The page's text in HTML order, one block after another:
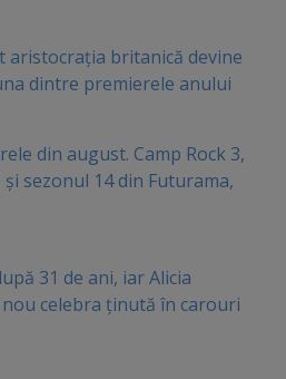
aristocrația britanică devine
dintre premierele anului
din august. Camp Rock 3,
sezonul 14 din Futurama,
31 de ani, iar Alicia
celebra ținută în carouri